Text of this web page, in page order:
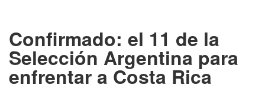
Confirmado: el 11 de la
Selección Argentina para
enfrentar a Costa Rica